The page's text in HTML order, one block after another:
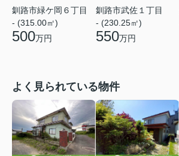
釧路市緑ケ岡６丁目
- (315.00㎡)
500万円
釧路市武佐１丁目
- (230.25㎡)
550万円
よく見られている物件